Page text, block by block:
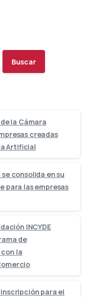
Buscar
la Cámara
creadas
Artificial
consolida en su
para las empresas
INCYDE
de
la
para el